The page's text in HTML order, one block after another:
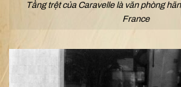
Tầng trệt của Caravelle là văn phòng
France